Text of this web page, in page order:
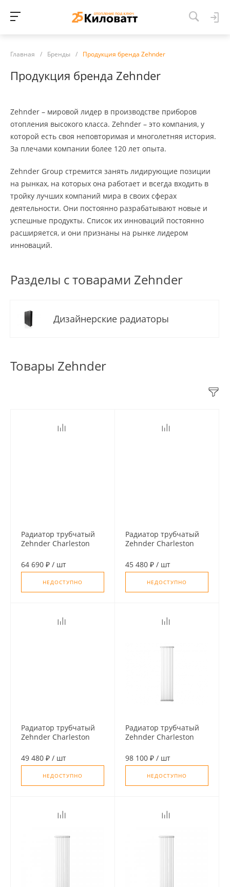
Главная / Бренды / Продукция бренда Zehnder
Продукция бренда Zehnder
Zehnder – мировой лидер в производстве приборов
отопления высокого класса. Zehnder – это компания, у
которой есть своя неповторимая и многолетняя история.
За плечами компании более 120 лет опыта.
Zehnder Group стремится занять лидирующие позиции
на рынках, на которых она работает и всегда входить в
тройку лучших компаний мира в своих сферах
деятельности. Они постоянно разрабатывают новые и
успешные продукты. Список их инноваций постоянно
расширяется, и они признаны на рынке лидером
инноваций.
Разделы с товарами Zehnder
Дизайнерские радиаторы
Товары Zehnder
Радиатор трубчатый
Zehnder Charleston
ниж.подк. RAL9016
(кроншт.в компл)
64 690 ₽ / шт
НЕДОСТУПНО
Радиатор трубчатый
Zehnder Charleston
бок.подк. RAL9016
(кроншт.в компл)
45 480 ₽ / шт
НЕДОСТУПНО
Радиатор трубчатый
Zehnder Charleston
бок.подк. RAL9016
(кроншт.в компл)
49 480 ₽ / шт
НЕДОСТУПНО
Радиатор трубчатый
Zehnder Charleston
ниж.подк. RAL9016
(кроншт.в компл)
98 100 ₽ / шт
НЕДОСТУПНО